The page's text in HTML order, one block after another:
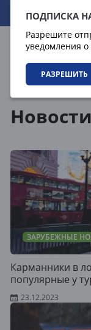
ПОДПИСКА
Разрешите
уведомления
РАЗРЕШИТЬ
07.08.2026
ЗАРУБЕЖНЫЕ
Карманники в
популярные у
23.12.2023